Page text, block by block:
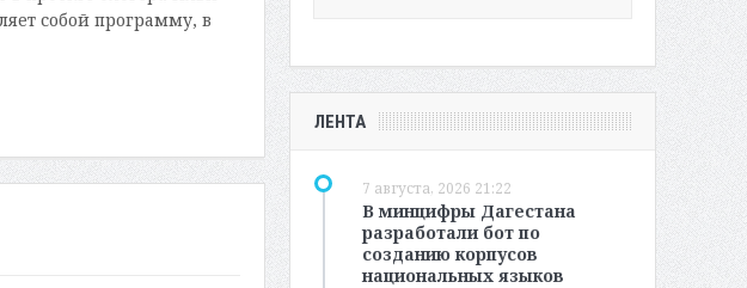
собой программу, в
ЛЕНТА
7 августа, 2026 21:22
В минцифры Дагестана
разработали бот по
созданию корпусов
национальных языков